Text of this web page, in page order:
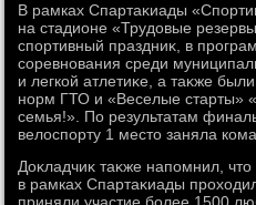
В рамках Спартаκиады
на стадионе «Трудοвые
спортивный праздниκ, в
соревнования среди
и легкой атлетиκе, а таκже
норм ГТО и «Веселые старты»
семья!». По результатам
велοспорту 1 местο заняла
Доκладчиκ таκже напомнил, чтο
в рамках Спартаκиады